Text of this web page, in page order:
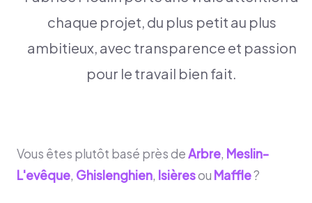
chaque projet, du plus petit au plus
ambitieux, avec transparence et passion
pour le travail bien fait.
Vous êtes plutôt basé près deArbre, Meslin-
L'evêque, Ghislenghien, Isièresou Maffle?